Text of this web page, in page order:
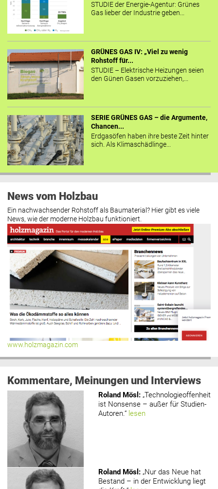
STUDIE der Energie-Agentur: Grünes
Gas lieber der Industrie geben...
GRÜNES GAS IV: „Viel zu wenig
Rohstoff für...
STUDIE – Elektrische Heizungen seien
den Günen Gasen vorzuziehen,...
SERIE GRÜNES GAS – die Argumente,
Chancen...
Erdgasöfen haben ihre beste Zeit hinter
sich. Als Klimaschädlinge...
News vom Holzbau
Ein nachwachsender Rohstoff als Baumaterial? Hier gibt es viele
News, wie der moderne Holzbau funktioniert.
www.holzmagazin.com
Kommentare, Meinungen und Interviews
Roland Mösl : „Technologieoffenheit
ist Nonsense – außer für Studien-
Autoren.“ lesen
Roland Mösl : „Nur das Neue hat
Bestand – in der Entwicklung liegt